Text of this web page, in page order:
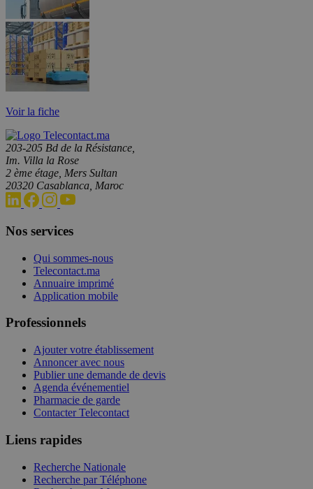
Voir la fiche
203-205 Bd de la Résistance,
Im. Villa la Rose
2 ème étage, Mers Sultan
20320 Casablanca, Maroc
Nos services
Qui sommes-nous
Telecontact.ma
Annuaire imprimé
Application mobile
Professionnels
Ajouter votre établissement
Annoncer avec nous
Publier une demande de devis
Agenda événementiel
Pharmacie de garde
Contacter Telecontact
Liens rapides
Recherche Nationale
Recherche par Téléphone